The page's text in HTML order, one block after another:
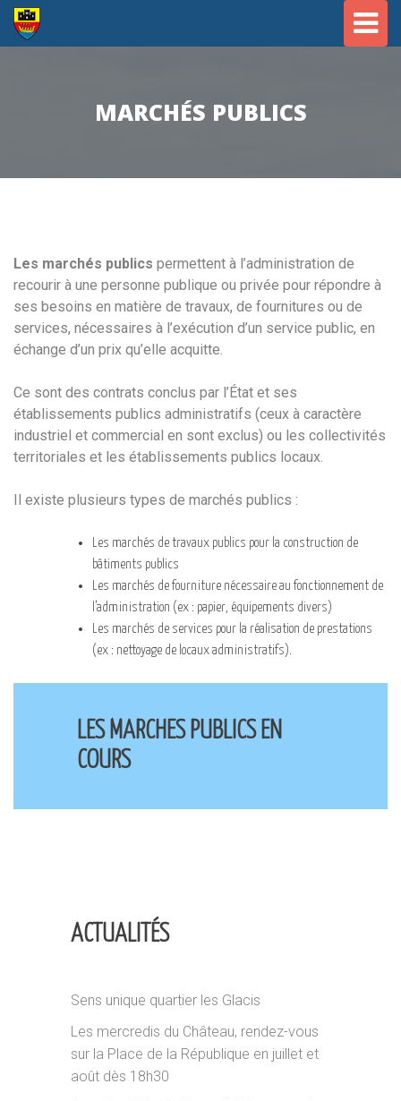
MARCHÉS PUBLICS
Les marchés publics permettent à l’administration de
recourir à une personne publique ou privée pour répondre à
ses besoins en matière de travaux, de fournitures ou de
services, nécessaires à l’exécution d’un service public, en
échange d’un prix qu’elle acquitte.
Ce sont des contrats conclus par l’État et ses
établissements publics administratifs (ceux à caractère
industriel et commercial en sont exclus) ou les collectivités
territoriales et les établissements publics locaux.
Il existe plusieurs types de marchés publics :
Les marchés de travaux publics pour la construction de
bâtiments publics
Les marchés de fourniture nécessaire au fonctionnement de
l’administration (ex : papier, équipements divers)
Les marchés de services pour la réalisation de prestations
(ex : nettoyage de locaux administratifs).
LES MARCHES PUBLICS EN
COURS
ACTUALITÉS
Sens unique quartier les Glacis
Les mercredis du Château, rendez-vous
sur la Place de la République en juillet et
août dès 18h30